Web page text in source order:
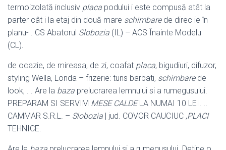
termoizolată inclusiv placa podului i este compusă atât la
parter cât i la etaj din două mare schimbarede direc ie în
planu- . CS Abatorul Slobozia (IL) – ACS Înainte Modelu
(CL).
de ocazie, de mireasa, de zi, coafat placa, bigudiuri, difuzor,
styling Wella, Londa – frizerie: tuns barbati, schimbarede
look, . . Are la baza prelucrarea lemnului si a rumegusului.
PREPARAM SI SERVIM MESE CALDELA NUMAI 10 LEI. ..
CAMMAR S.R.L. – Slobozia | jud. COVOR CAUCIUC ,PLACI
TEHNICE.